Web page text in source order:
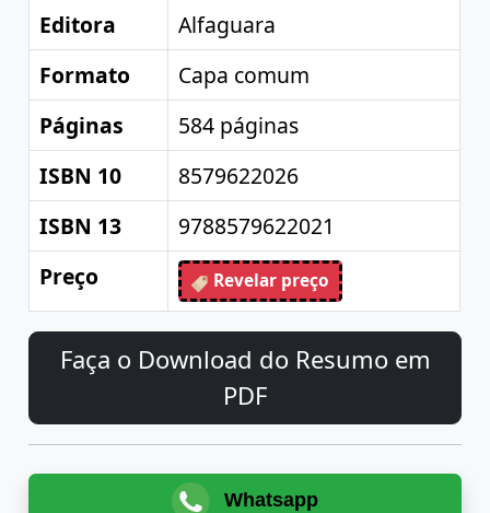
Editora
Alfaguara
Formato
Capa comum
Páginas
584 páginas
ISBN 10
8579622026
ISBN 13
9788579622021
Preço
Revelar preço
Faça o Download do Resumo em
PDF
Whatsapp